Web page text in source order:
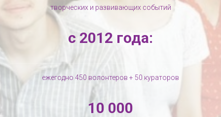
творческих и развивающих событий
с 2012 года:
ежегодно 450 волонтеров + 50 кураторов
10 000